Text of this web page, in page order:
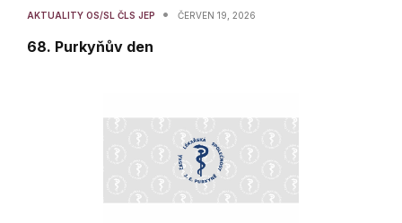
AKTUALITY OS/SL ČLS JEP • ČERVEN 19, 2026
68. Purkyňův den